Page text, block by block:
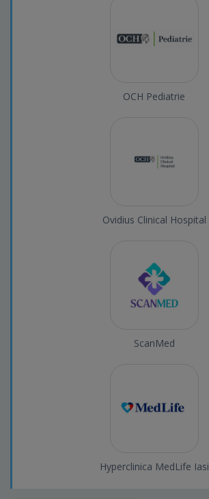
OCH Pediatrie
Ovidius Clinical Hospital
ScanMed
Hyperclinica MedLife Iasi